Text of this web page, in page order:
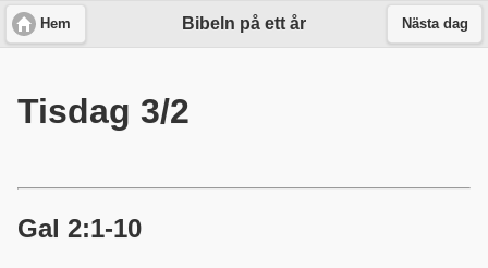
Hem Bibeln på ett år Nästa dag
Tisdag 3/2
Gal 2:1-10